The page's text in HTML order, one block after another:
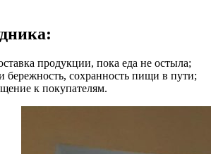
продукции, пока еда не остыла;
бережность, сохранность пищи в пути;
к покупателям.